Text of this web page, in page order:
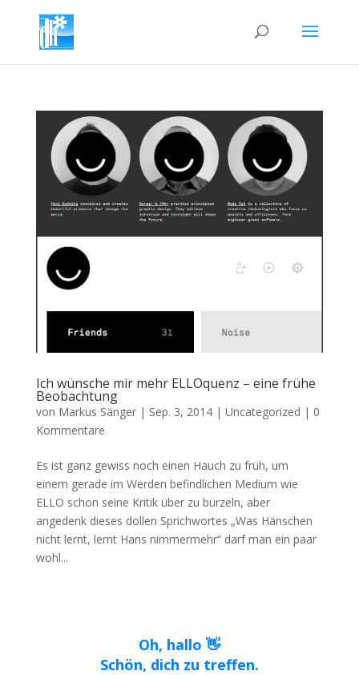
Ich wünsche mir mehr ELLOquenz – eine frühe
Beobachtung
von Markus Sänger| Sep. 3, 2014| Uncategorized | 0
Kommentare
Es ist ganz gewiss noch einen Hauch zu früh, um
einem gerade im Werden befindlichen Medium wie
ELLO schon seine Kritik über zu bürzeln, aber
angedenk dieses dollen Sprichwortes „Was Hänschen
nicht lernt, lernt Hans nimmermehr“ darf man ein paar
wohl...
Oh, hallo 👋
Schön, dich zu treffen.